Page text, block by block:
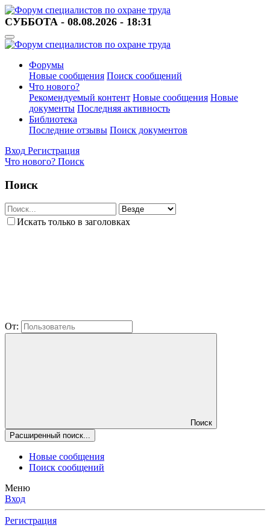
СУББОТА - 08.08.2026 - 18:31
Форумы
Новые сообщения Поиск сообщений
Что нового?
Рекомендуемый контент Новые сообщения Новые
документы Последняя активность
Библиотека
Последние отзывы Поиск документов
Вход Регистрация
Что нового? Поиск
Поиск
Искать только в заголовках
От:
Поиск
Расширенный поиск...
Новые сообщения
Поиск сообщений
Меню
Вход
Регистрация